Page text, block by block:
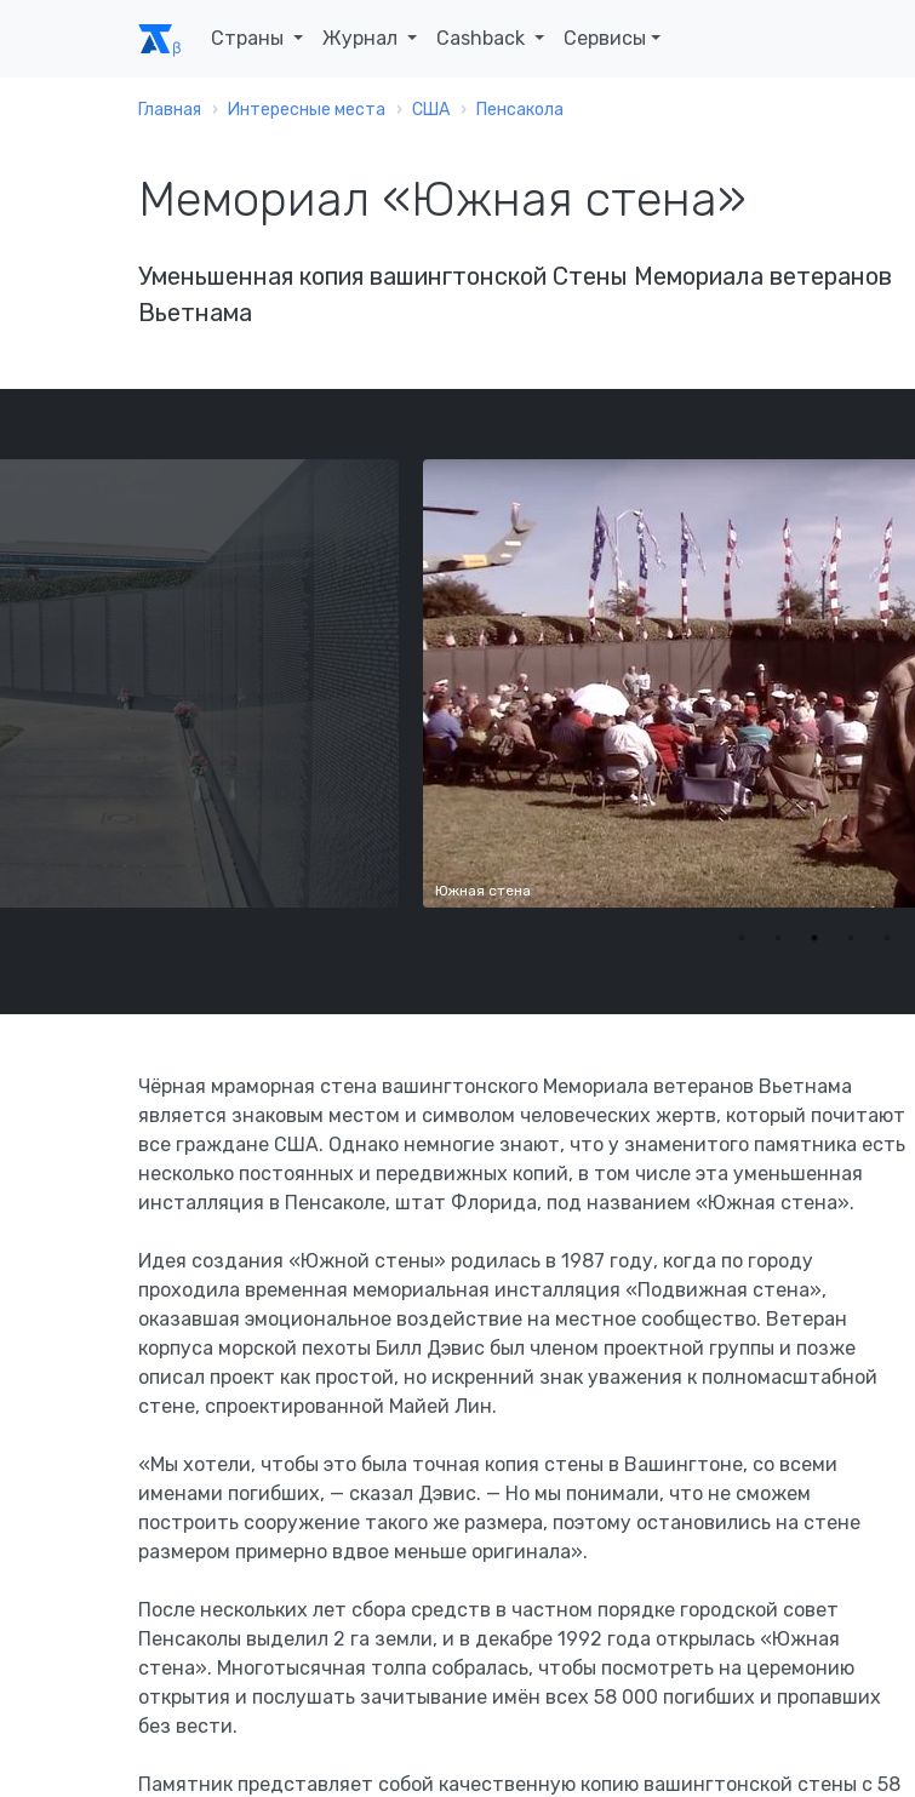
Страны Журнал Cashback Сервисы
Главная Интересные места США Пенсакола
Мемориал «Южная стена»
Уменьшенная копия вашингтонской Стены Мемориала ветеранов
Вьетнама
Южная стена
Чёрная мраморная стена вашингтонского Мемориала ветеранов Вьетнама
является знаковым местом и символом человеческих жертв, который почитают
все граждане США. Однако немногие знают, что у знаменитого памятника есть
несколько постоянных и передвижных копий, в том числе эта уменьшенная
инсталляция в Пенсаколе, штат Флорида, под названием «Южная стена».
Идея создания «Южной стены» родилась в 1987 году, когда по городу
проходила временная мемориальная инсталляция «Подвижная стена»,
оказавшая эмоциональное воздействие на местное сообщество. Ветеран
корпуса морской пехоты Билл Дэвис был членом проектной группы и позже
описал проект как простой, но искренний знак уважения к полномасштабной
стене, спроектированной Майей Лин.
«Мы хотели, чтобы это была точная копия стены в Вашингтоне, со всеми
именами погибших, — сказал Дэвис. — Но мы понимали, что не сможем
построить сооружение такого же размера, поэтому остановились на стене
размером примерно вдвое меньше оригинала».
После нескольких лет сбора средств в частном порядке городской совет
Пенсаколы выделил 2 га земли, и в декабре 1992 года открылась «Южная
стена». Многотысячная толпа собралась, чтобы посмотреть на церемонию
открытия и послушать зачитывание имён всех 58 000 погибших и пропавших
без вести.
Памятник представляет собой качественную копию вашингтонской стены с 58